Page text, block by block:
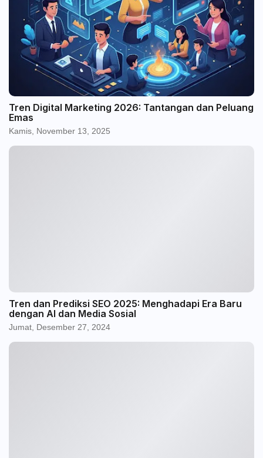
Tren Digital Marketing 2026: Tantangan dan Peluang
Emas
Kamis, November 13, 2025
Tren dan Prediksi SEO 2025: Menghadapi Era Baru
dengan AI dan Media Sosial
Jumat, Desember 27, 2024